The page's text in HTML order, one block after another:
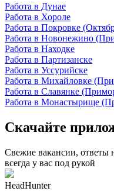
Работа в Дунае
Работа в Хороле
Работа в Покровке
Работа в Новонежино
Работа в Находке
Работа в Партизанске
Работа в Уссурийске
Работа в Михайловке
Работа в Славянке
Работа в Монастырище
Скачайте
Свежие вакансии, ответы
всегда у вас под рукой
HeadHunter